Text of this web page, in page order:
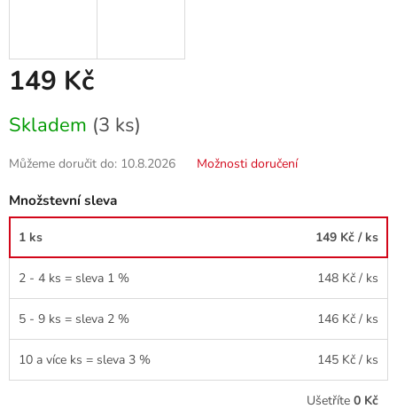
149 Kč
cena:
Skladem (3 ks)
Můžeme doručit do: 10.8.2026 Možnosti doručení
Množstevní sleva
1 ks 149 Kč / ks
2 - 4 ks = sleva 1 % 148 Kč / ks
5 - 9 ks = sleva 2 % 146 Kč / ks
10 a více ks = sleva 3 % 145 Kč / ks
Ušetříte 0 Kč